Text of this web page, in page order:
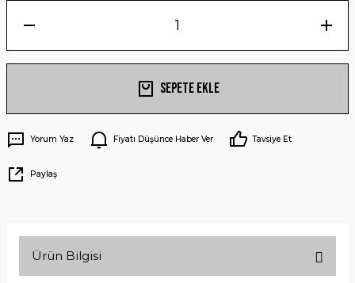
Sepete Ekle
Yorum Yaz Fiyatı Düşünce Haber Ver Tavsiye Et
Paylaş
Ürün Bilgisi